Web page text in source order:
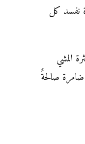
نفسد كل
المشي
صالحةٌ